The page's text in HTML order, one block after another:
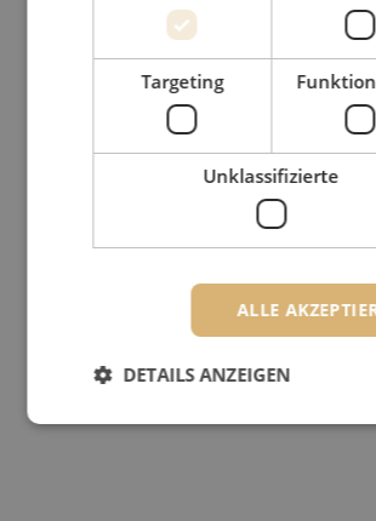
Targeting
Unklassifizierte
ALLE
DETAILS ANZEIGEN